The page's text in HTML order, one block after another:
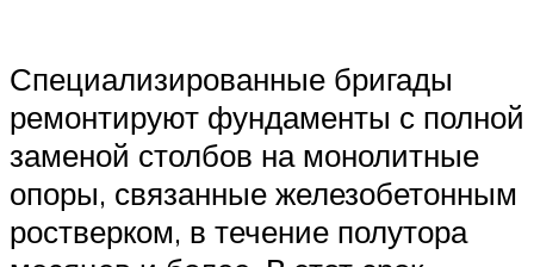
Специализированные бригады
ремонтируют фундаменты с полной
заменой столбов на монолитные
опоры, связанные железобетонным
ростверком, в течение полутора